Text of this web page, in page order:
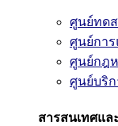
ศูนย์ทด
ศูนย์การ
ศูนย์กฎ
ศูนย์บริ
สารสนเทศแล